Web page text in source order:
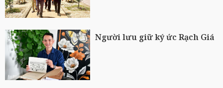
Người lưu giữ ký ức Rạch Giá